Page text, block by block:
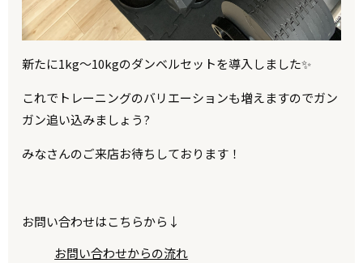
新たに1kg〜10kgのダンベルセットを導入しました✨
これでトレーニングのバリエーションも増えますのでガン
ガン追い込みましょう?
みなさんのご来店お待ちしております！
お問い合わせはこちらから↓
お問い合わせからの流れ